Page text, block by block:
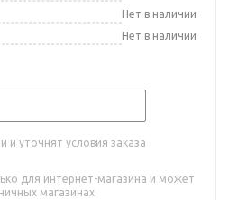
Нет в наличии
Нет в наличии
уточнят условия заказа
для интернет-магазина и может
магазинах